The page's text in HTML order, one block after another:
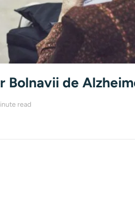
Bolnavii de
read